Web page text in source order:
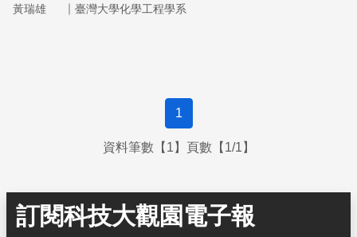
來，我們又如何應用電化學系統發展呢？
黃瑞雄 ｜ 臺灣大學化學工程學系
1
資料筆數【1】頁數【1/1】
訂閱科技大觀園電子報